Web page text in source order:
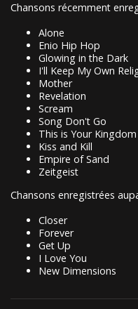
Chansons récemment
Alone
Enio Hip Hop
Glowing in the Dark
I'll Keep My Own
Mother
Revelation
Scream
Song Don't Go
This is Your Kingdom
Kiss and Kill
Empire of Sand
Zeitgeist
Chansons enregistrées
Closer
Forever
Get Up
I Love You
New Dimensions